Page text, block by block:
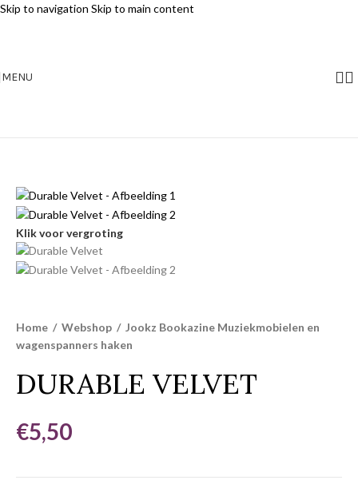
Skip to navigation Skip to main content
MENU
Klik voor vergroting
Home / Webshop / Jookz Bookazine Muziekmobielen en
wagenspanners haken
DURABLE VELVET
€5,50